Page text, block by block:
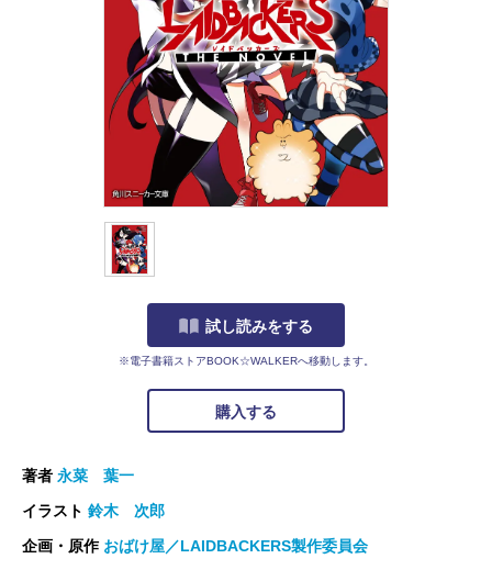
試し読みをする
※電子書籍ストアBOOK☆WALKERへ移動します。
購入する
著者 永菜 葉一
イラスト 鈴木 次郎
企画・原作 おばけ屋／LAIDBACKERS製作委員会